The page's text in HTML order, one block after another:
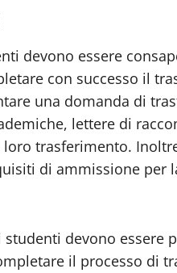
devono essere
con successo il
una domanda di
lettere di
trasferimento.
di ammissione per
devono essere
il processo di